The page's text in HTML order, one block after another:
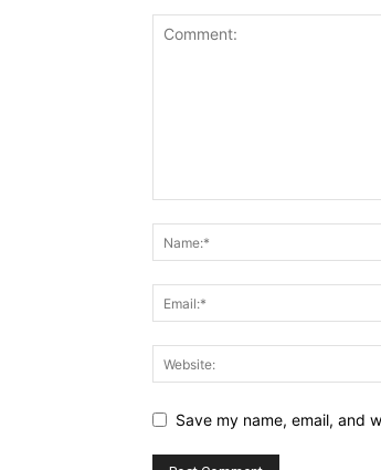
Save my name, email, and